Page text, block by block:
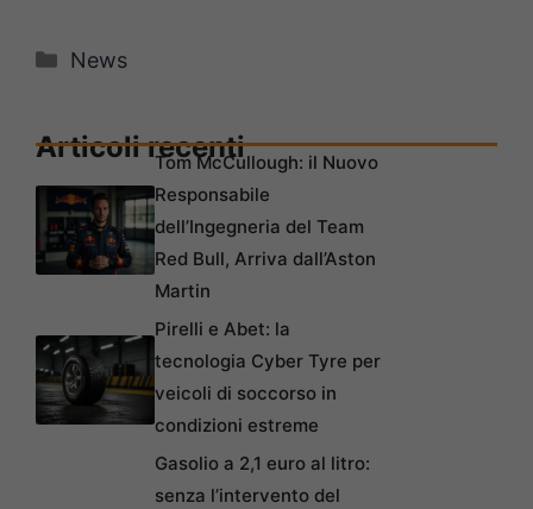
Categorie
News
Articoli recentiTom McCullough: il Nuovo
Responsabile
dell’Ingegneria del Team
Red Bull, Arriva dall’Aston
Martin
Pirelli e Abet: la
tecnologia Cyber Tyre per
veicoli di soccorso in
condizioni estreme
Gasolio a 2,1 euro al litro:
senza l’intervento del